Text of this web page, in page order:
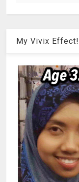
My Vivix Effect!